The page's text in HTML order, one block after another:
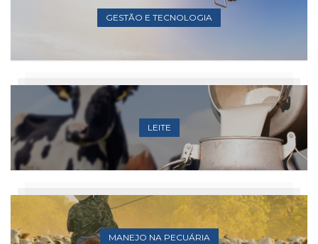
GESTÃO E TECNOLOGIA
LEITE
MANEJO NA PECUÁRIA